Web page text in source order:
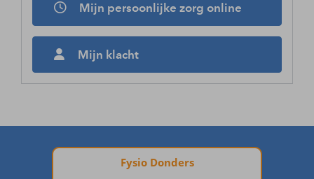
Mijn persoonlijke zorg online
Mijn klacht